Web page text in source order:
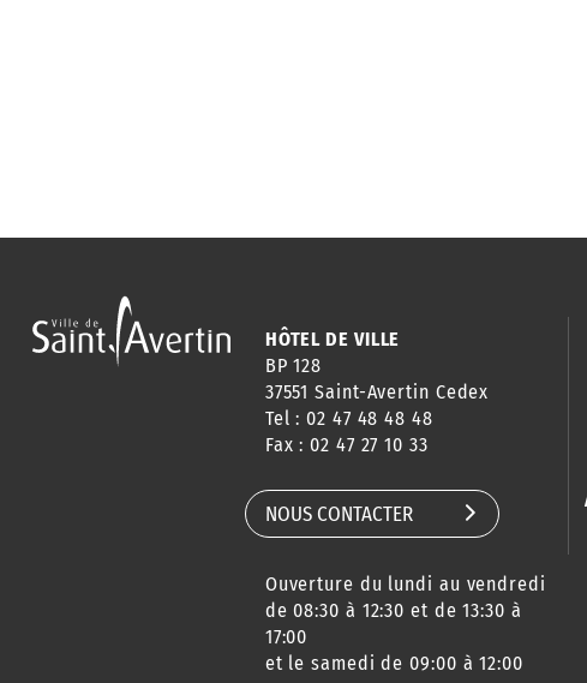
HÔTEL DE VILLE
BP 128
37551 Saint-Avertin Cedex
Tel : 02 47 48 48 48
Fax : 02 47 27 10 33
NOUS CONTACTER
Ouverture du lundi au vendredi
de 08:30 à 12:30 et de 13:30 à
17:00
et le samedi de 09:00 à 12:00